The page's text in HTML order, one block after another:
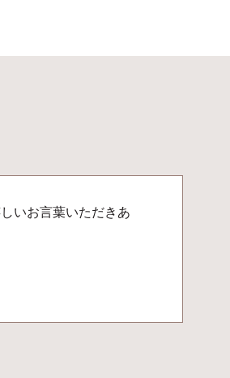
いお言葉いただきあ